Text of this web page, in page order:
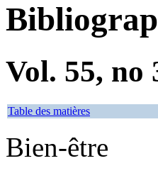
Vol. 55, no
Table des matières
Bien-être